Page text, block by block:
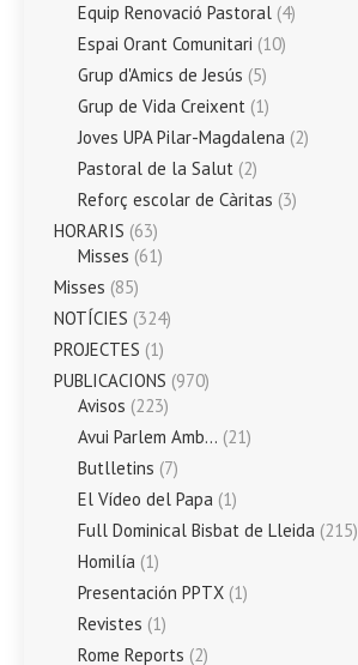
Equip Renovació Pastoral (4)
Espai Orant Comunitari (10)
Grup d'Amics de Jesús (5)
Grup de Vida Creixent (1)
Joves UPA Pilar-Magdalena (2)
Pastoral de la Salut (2)
Reforç escolar de Càritas (3)
HORARIS (63)
Misses (61)
Misses (85)
NOTÍCIES (324)
PROJECTES (1)
PUBLICACIONS (970)
Avisos (223)
Avui Parlem Amb… (21)
Butlletins (7)
El Vídeo del Papa (1)
Full Dominical Bisbat de Lleida (215)
Homilía (1)
Presentación PPTX (1)
Revistes (1)
Rome Reports (2)